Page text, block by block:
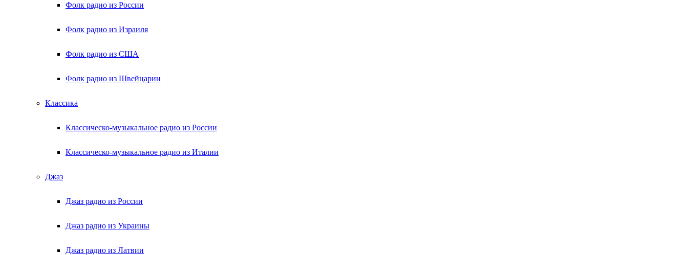
Фолк радио из России
Фолк радио из Израиля
Фолк радио из США
Фолк радио из Швейцарии
Классика
Классическо-музыкальное радио из России
Классическо-музыкальное радио из Италии
Джаз
Джаз радио из России
Джаз радио из Украины
Джаз радио из Латвии